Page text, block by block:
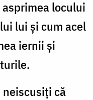
locului
lui și cum acel
iernii și
neiscusiți că